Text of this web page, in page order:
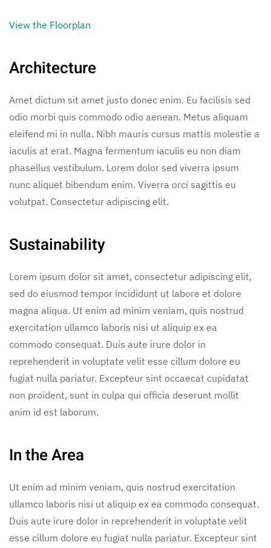
View the Floorplan
Architecture
Amet dictum sit amet justo donec enim. Eu facilisis sed
odio morbi quis commodo odio aenean. Metus aliquam
eleifend mi in nulla. Nibh mauris cursus mattis molestie a
iaculis at erat. Magna fermentum iaculis eu non diam
phasellus vestibulum. Lorem dolor sed viverra ipsum
nunc aliquet bibendum enim. Viverra orci sagittis eu
volutpat. Consectetur adipiscing elit.
Sustainability
Lorem ipsum dolor sit amet, consectetur adipiscing elit,
sed do eiusmod tempor incididunt ut labore et dolore
magna aliqua. Ut enim ad minim veniam, quis nostrud
exercitation ullamco laboris nisi ut aliquip ex ea
commodo consequat. Duis aute irure dolor in
reprehenderit in voluptate velit esse cillum dolore eu
fugiat nulla pariatur. Excepteur sint occaecat cupidatat
non proident, sunt in culpa qui officia deserunt mollit
anim id est laborum.
In the Area
Ut enim ad minim veniam, quis nostrud exercitation
ullamco laboris nisi ut aliquip ex ea commodo consequat.
Duis aute irure dolor in reprehenderit in voluptate velit
esse cillum dolore eu fugiat nulla pariatur. Excepteur sint